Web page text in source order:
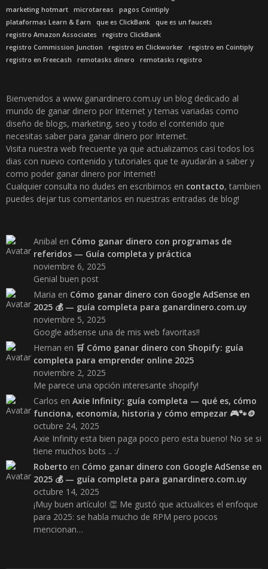
marketing hotmart
microtareas
pagos Cointiply
plataformas Learn & Earn
que es ClickBank
que es un faucets
registro Amazon Associates
registro ClickBank
registro Commission Junction
registro en Clickworker
registro en Cointiply
registro en Freecash
remotasks dinero remotasks registro
Bienvenidos a www.ganardinero.com.uy un blog dedicado al
mundo de ganar dinero por Internet y temas variadas como
diseño de blogs, marketing, seo y todo el contenido que
necesitas saber para ganar dinero por Internet.
Visita nuestra web frecuente ya que actualizamos casi todos los
dias con nuevo contenido y tutoriales que te ayudarán a saber y
como poder ganar dinero por Internet!
Cualquier consulta no dudes en escribirnos en contacto, tambien
puedes dejar tus comentarios en nuestras entradas de blog!
Anibal en Cómo ganar dinero con programas de
referidos — Guía completa y práctica
noviembre 6, 2025
Genial buen post
Maria en Cómo ganar dinero con Google AdSense en
2025 💰 — guía completa para ganardinero.com.uy
noviembre 5, 2025
Google adsense una de mis web favoritas!!
Hernan en 🛒 Cómo ganar dinero con Shopify: guía
completa para emprender online 2025
noviembre 2, 2025
Me parece una opción interesante shopify!
Carlos en Axie Infinity: guía completa — qué es, cómo
funciona, economía, historia y cómo empezar 🎮🐾🪙
octubre 24, 2025
Axie Infinity esta bien paga poco pero esta bueno! No se si
tiene muchos bots .. :/
Roberto en Cómo ganar dinero con Google AdSense en
2025 💰 — guía completa para ganardinero.com.uy
octubre 14, 2025
¡Muy buen artículo! 👏 Me gustó que actualices el enfoque
para 2025: se habla mucho de RPM pero pocos
mencionan…